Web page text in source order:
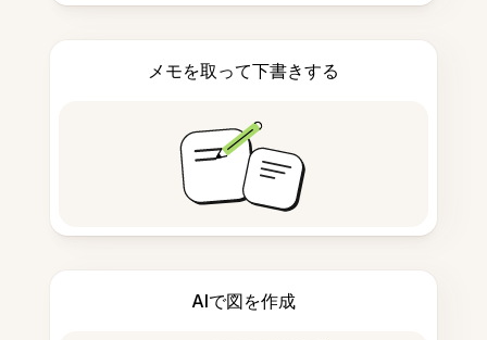
メモを取って下書きする
AIで図を作成